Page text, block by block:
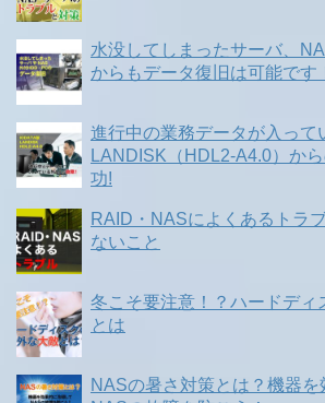
水没してしまったサーバ、
からもデータ復旧は可能です
進行中の業務データが入って
LANDISK（HDL2-A4.0）か
功!
RAID・NASによくあるトラ
ないこと
冬こそ要注意！？ハードディ
とは
NASの暑さ対策とは？機器を